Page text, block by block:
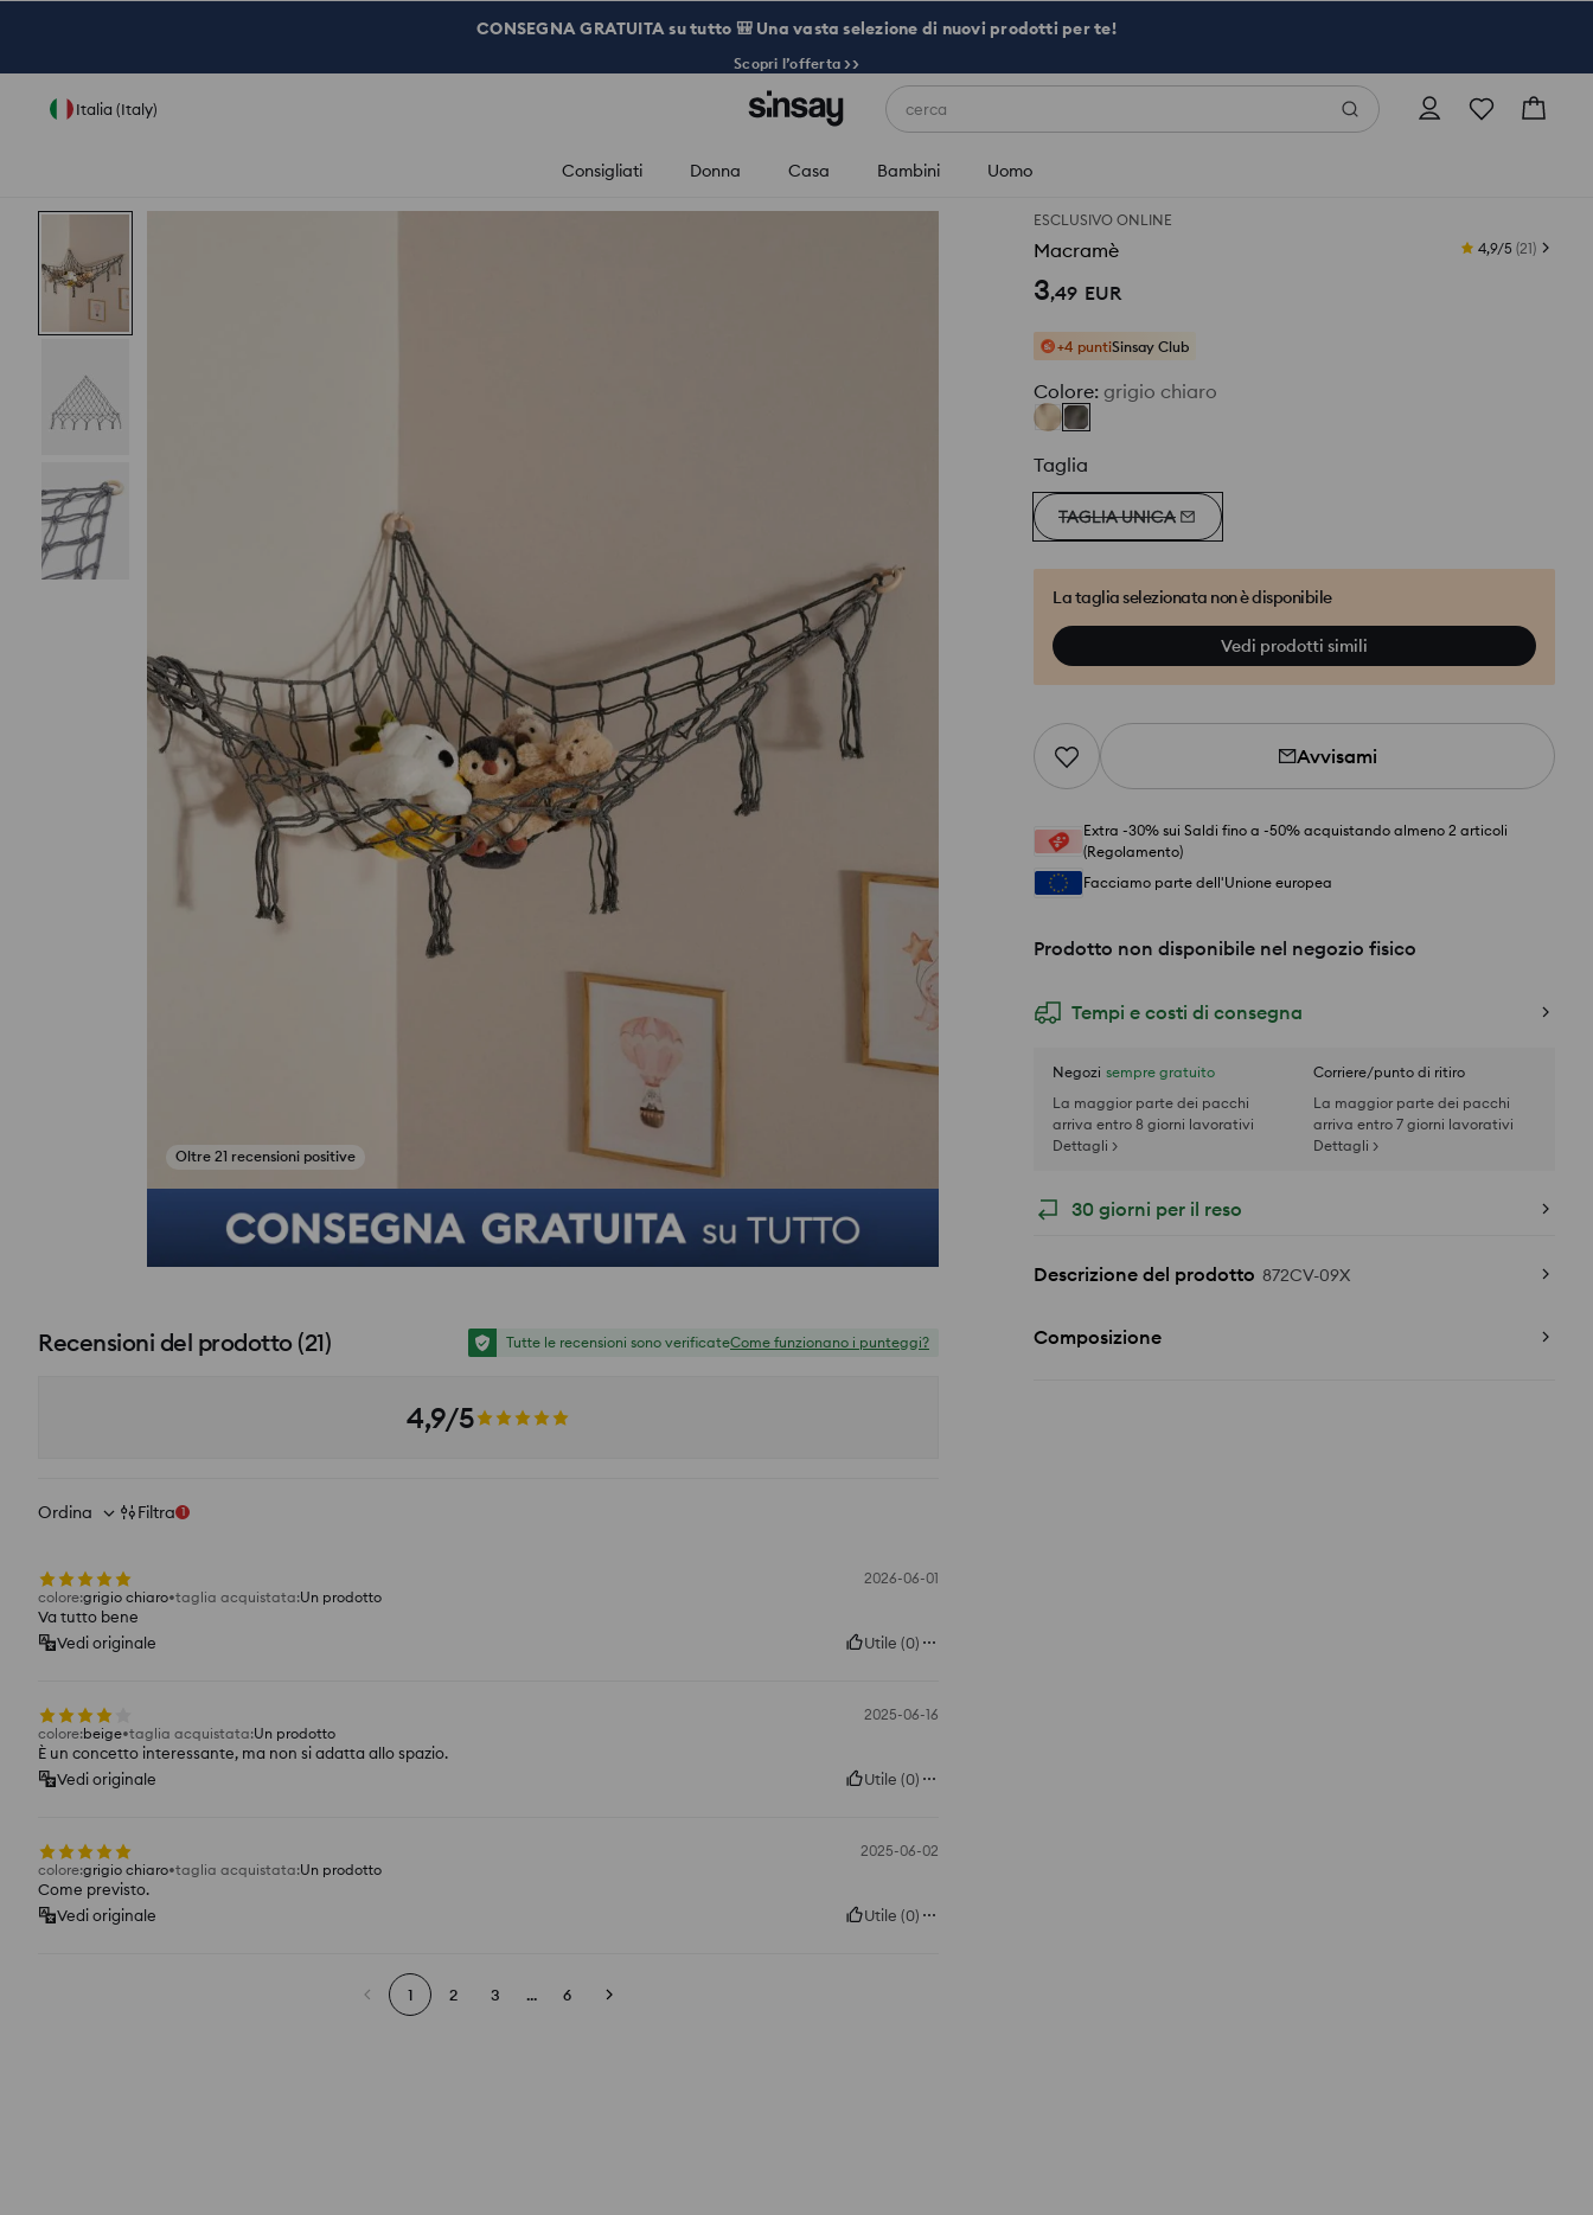
CONSEGNA GRATUITA su tutto 🎒 Una vasta selezione di nuovi prodotti per te!
Scopri l’offerta >>
Italia (Italy) cerca
Consigliati Donna Casa Bambini Uomo
ESCLUSIVO ONLINE
Macramè 4,9/5 (21)
3,49 EUR
+4 puntiSinsay Club
Colore: grigio chiaro
Taglia
TAGLIA UNICA
La taglia selezionata non è disponibile
Vedi prodotti simili
Avvisami
Extra -30% sui Saldi fino a -50% acquistando almeno 2 articoli
(Regolamento)
Facciamo parte dell'Unione europea
Prodotto non disponibile nel negozio fisico
Tempi e costi di consegna
Negozi sempre gratuito
La maggior parte dei pacchi
arriva entro 8 giorni lavorativi
Dettagli >
Corriere/punto di ritiro
La maggior parte dei pacchi
arriva entro 7 giorni lavorativi
Dettagli >
30 giorni per il reso
Descrizione del prodotto 872CV-09X
Composizione
Oltre 21 recensioni positive
si_productpage_user_photos_button_title
Recensioni del prodotto(21) Tutte le recensioni sono verificateCome funzionano i punteggi?
4,9/5
Ordina Filtra 1
2026-06-01
colore:grigio chiaro taglia acquistata:Un prodotto
Va tutto bene
Vedi originale
Utile (0)
2025-06-16
colore:beige taglia acquistata:Un prodotto
È un concetto interessante, ma non si adatta allo spazio.
Vedi originale
Utile (0)
2025-06-02
colore:grigio chiaro taglia acquistata:Un prodotto
Come previsto.
Vedi originale
Utile (0)
1 2 3 ... 6